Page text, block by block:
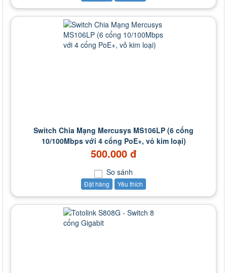
Switch Chia Mạng Mercusys MS106LP (6 cổng
10/100Mbps với 4 cổng PoE+, vỏ kim loại)
500.000 đ
So sánh
Đặt hàng Yêu thích